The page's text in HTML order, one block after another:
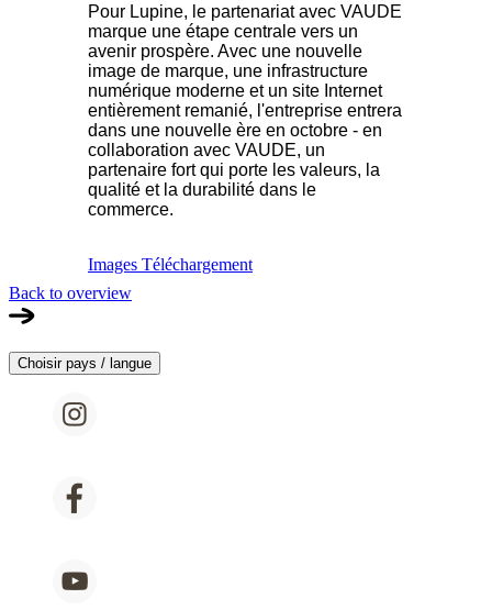
Pour Lupine, le partenariat avec VAUDE
marque une étape centrale vers un
avenir prospère. Avec une nouvelle
image de marque, une infrastructure
numérique moderne et un site Internet
entièrement remanié, l'entreprise entrera
dans une nouvelle ère en octobre - en
collaboration avec VAUDE, un
partenaire fort qui porte les valeurs, la
qualité et la durabilité dans le
commerce.
Images Téléchargement
Back to overview
Choisir pays / langue